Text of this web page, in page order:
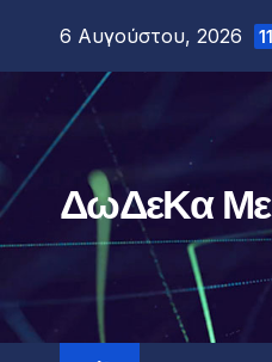
περιεχόμενο
6 Αυγούστου, 2026
ΔωΔεΚα